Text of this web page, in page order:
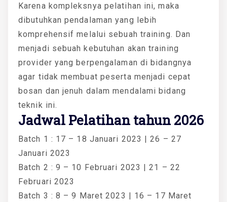
Karena kompleksnya pelatihan ini, maka
dibutuhkan pendalaman yang lebih
komprehensif melalui sebuah training. Dan
menjadi sebuah kebutuhan akan training
provider yang berpengalaman di bidangnya
agar tidak membuat peserta menjadi cepat
bosan dan jenuh dalam mendalami bidang
teknik ini.
Jadwal Pelatihan tahun 2026
Batch 1 : 17 – 18 Januari 2023 | 26 – 27
Januari 2023
Batch 2 : 9 – 10 Februari 2023 | 21 – 22
Februari 2023
Batch 3 : 8 – 9 Maret 2023 | 16 – 17 Maret